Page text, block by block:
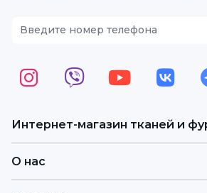
Интернет-магазин тканей и
О нас